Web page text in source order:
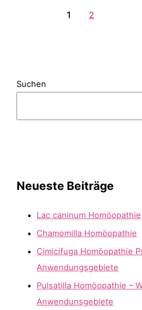
1 2
Suchen
Neueste Beiträge
Lac caninum Homöopathie
Chamomilla Homöopathie
Cimicifuga Homöopathie
Anwendungsgebiete
Pulsatilla Homöopathie –
Anwendunsgebiete